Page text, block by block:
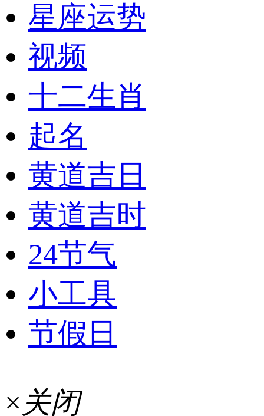
星座运势
视频
十二生肖
起名
黄道吉日
黄道吉时
24节气
小工具
节假日
× 关闭